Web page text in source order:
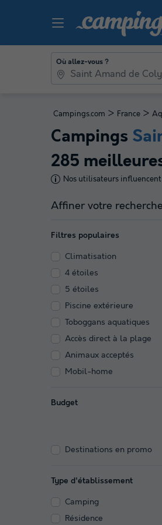
Où allez-vous ?
Campings.com > France >
Campings
285
Nos utilisateurs influencent
Affiner votre recherche
Filtres populaires
Climatisation
4 étoiles
5 étoiles
Piscine extérieure
Toboggans aquatiques
Accès direct à la plage
Animaux acceptés
Mobil-home
Budget
Destinations en promo
Type d'établissement
Camping
Résidence